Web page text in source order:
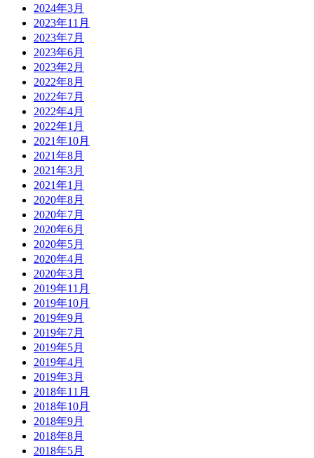
2024年3月
2023年11月
2023年7月
2023年6月
2023年2月
2022年8月
2022年7月
2022年4月
2022年1月
2021年10月
2021年8月
2021年3月
2021年1月
2020年8月
2020年7月
2020年6月
2020年5月
2020年4月
2020年3月
2019年11月
2019年10月
2019年9月
2019年7月
2019年5月
2019年4月
2019年3月
2018年11月
2018年10月
2018年9月
2018年8月
2018年5月